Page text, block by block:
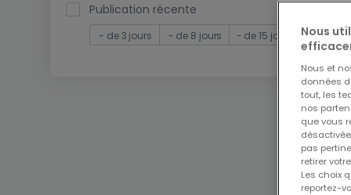
Publication récente
- de 3 jours - de 8 jours - de 15 jours
Nous
Nous et
données
tout, les
nos
que vous
pas
retirer
Les choix
reportez-